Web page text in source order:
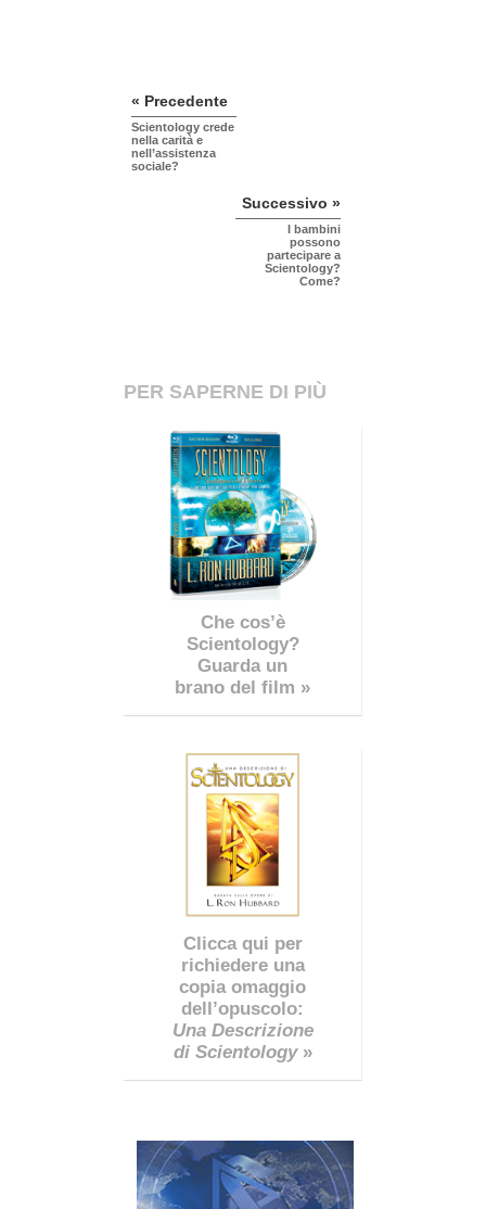
« Precedente
Scientology crede
nella carità e
nell’assistenza
sociale?
Successivo »
I bambini
possono
partecipare a
Scientology?
Come?
PER SAPERNE DI PIÙ
Che cos’è
Scientology?
Guarda un
brano del film »
Clicca qui per
richiedere una
copia omaggio
dell’opuscolo:
Una Descrizione
di Scientology»